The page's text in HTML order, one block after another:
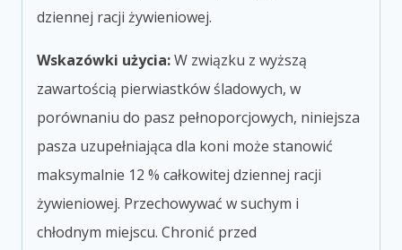
dziennej racji żywieniowej.
Wskazówki użycia:W związku z wyższą
zawartością pierwiastków śladowych, w
porównaniu do pasz pełnoporcjowych, niniejsza
pasza uzupełniająca dla koni może stanowić
maksymalnie 12 % całkowitej dziennej racji
żywieniowej. Przechowywać w suchym i
chłodnym miejscu. Chronić przed